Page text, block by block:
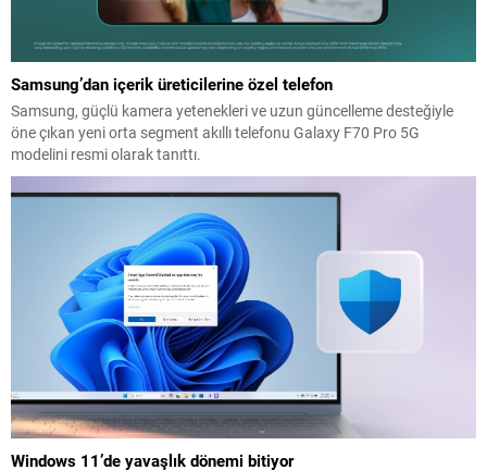
Samsung’dan içerik üreticilerine özel telefon
Samsung, güçlü kamera yetenekleri ve uzun güncelleme desteğiyle
öne çıkan yeni orta segment akıllı telefonu Galaxy F70 Pro 5G
modelini resmi olarak tanıttı.
Windows 11’de yavaşlık dönemi bitiyor